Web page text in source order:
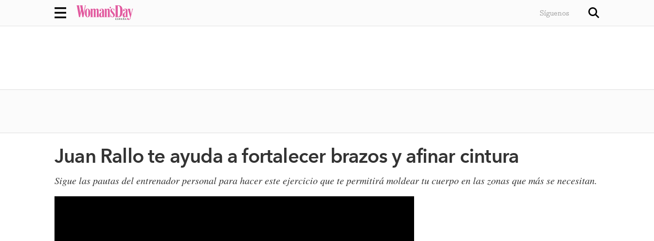
Síguenos
Juan Rallo te ayuda a fortalecer brazos y afinar cintura
Sigue las pautas del entrenador personal para hacer este ejercicio que te permitirá moldear tu cuerpo en las zonas que más se necesitan.​